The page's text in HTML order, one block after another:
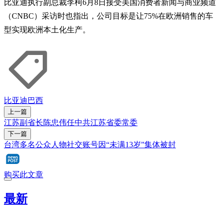
比亚迪执行副总裁李柯6月8日接受美国消费者新闻与商业频道
（CNBC）采访时也指出，公司目标是让‌75%在欧洲销售的车
型实现欧洲本土化生产‌。
比亚迪 巴西
上一篇
江苏副省长陈忠伟任中共江苏省委常委
下一篇
台湾多名公众人物社交账号因“未满13岁”集体被封
购买此文章
最新